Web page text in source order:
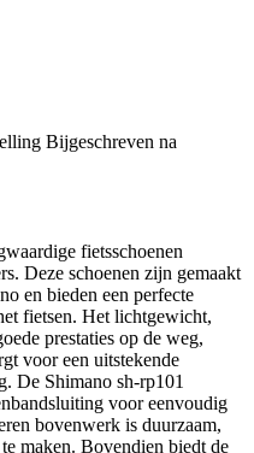
Bijgeschreven na
fietsschoenen
Deze schoenen zijn gemaakt
en bieden een perfecte
fietsen. Het lichtgewicht,
prestaties op de weg,
voor een uitstekende
De Shimano sh-rp101
voor eenvoudig
bovenwerk is duurzaam,
maken. Bovendien biedt de